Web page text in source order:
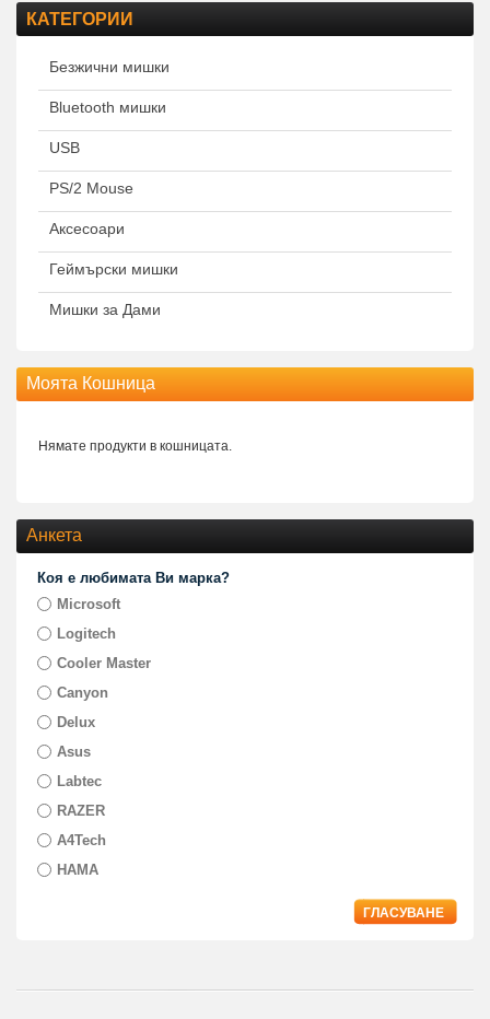
КАТЕГОРИИ
Безжични мишки
Bluetooth мишки
USB
PS/2 Mouse
Аксесоари
Геймърски мишки
Мишки за Дами
Моята Кошница
Нямате продукти в кошницата.
Анкета
Коя е любимата Ви марка?
Microsoft
Logitech
Cooler Master
Canyon
Delux
Asus
Labtec
RAZER
A4Tech
HAMA
ГЛАСУВАНЕ